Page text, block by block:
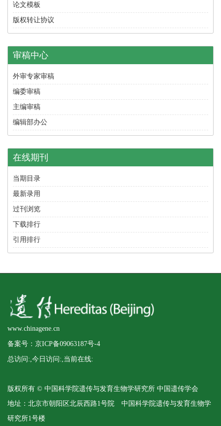
论文模板
版权转让协议
审稿中心
外审专家审稿
编委审稿
主编审稿
编辑部办公
在线期刊
当期目录
最新录用
过刊浏览
下载排行
引用排行
www.chinagene.cn
备案号：京ICP备09063187号-4
总访问:,今日访问:,当前在线:
版权所有 © 中国科学院遗传与发育生物学研究所 中国遗传学会
地址：北京市朝阳区北辰西路1号院 中国科学院遗传与发育生物学
研究所1号楼